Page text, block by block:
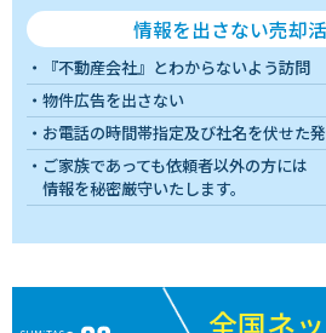
情報を出さない売却
『不動産会社』とわからないよう訪問
物件広告を出さない
お電話の時間帯指定及び社名を伏せた
ご家族であっても依頼者以外の方には
情報を秘密厳守いたします。
全国ネ